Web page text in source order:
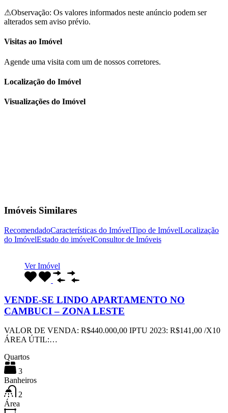
⚠Observação: Os valores informados neste anúncio podem ser
alterados sem aviso prévio.
Visitas ao Imóvel
Agende uma visita com um de nossos corretores.
Localização do Imóvel
Visualizações do Imóvel
Imóveis Similares
RecomendadoCaracterísticas do ImóvelTipo de ImóvelLocalização
do ImóvelEstado do imóvelConsultor de Imóveis
Ver Imóvel
VENDE-SE LINDO APARTAMENTO NO
CAMBUCI – ZONA LESTE
VALOR DE VENDA: R$440.000,00 IPTU 2023: R$141,00 /X10
ÁREA ÚTIL:…
Quartos
3
Banheiros
2
Área